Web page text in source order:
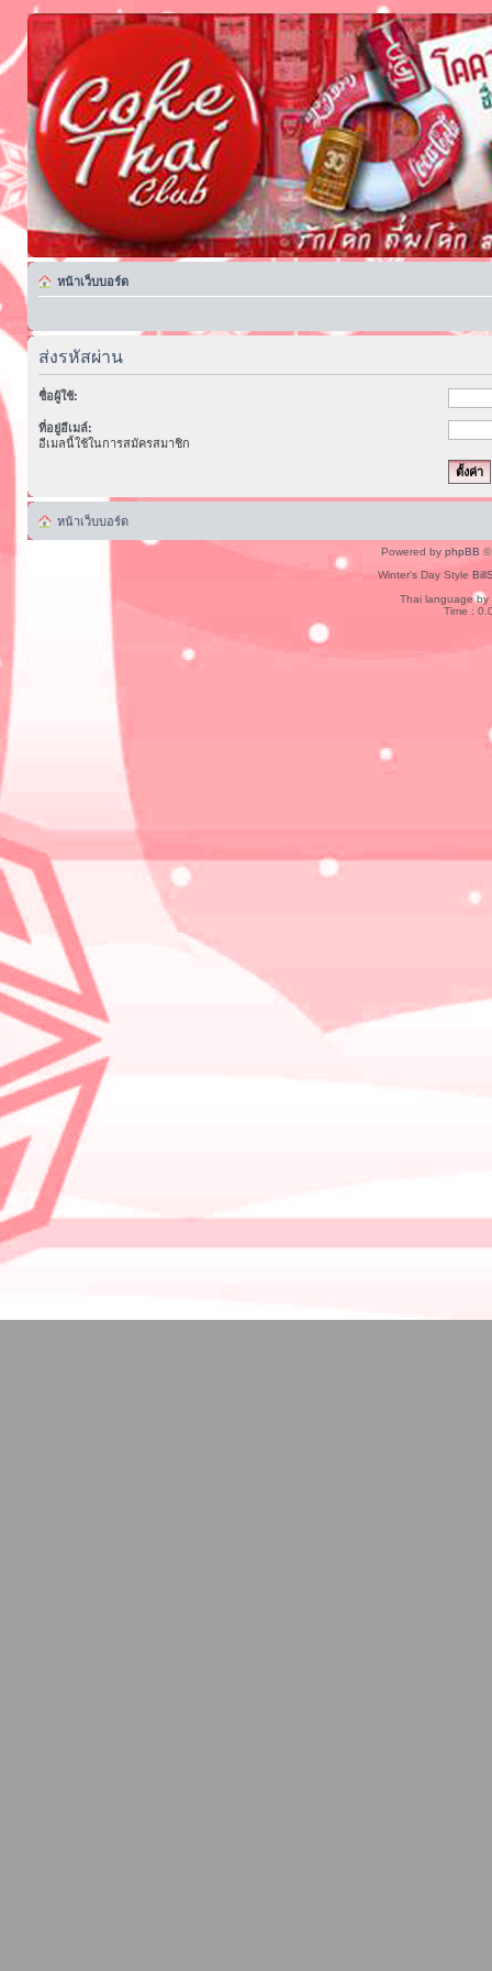
หน้าเว็บบอร์ด
ส่งรหัสผ่าน
ชื่อผู้ใช้:
ที่อยู่อีเมล์:
อีเมลนี้ใช้ในการสมัครสมาชิก
หน้าเว็บบอร์ด
Powered by phpBB ©
Winter's Day Style
Thai language by
Time :